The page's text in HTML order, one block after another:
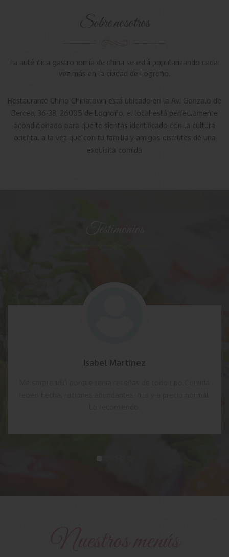
Sobre nosotros
la auténtica gastronomía de china se está popularizando cada
vez más en la ciudad de Logroño.
Restaurante Chino Chinatown está ubicado en la Av. Gonzalo de
Berceo, 36-38, 26005 de Logroño, el local está perfectamente
acondicionado para que te sientas identificado con la cultura
oriental a la vez que con tu familia y amigos disfrutes de una
exquisita comida
Testimonios
Isabel Martinez